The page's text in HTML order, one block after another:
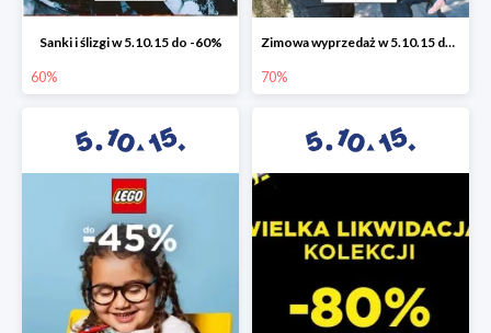
Sanki i ślizgi w 5.10.15 do -60%
60%
Zimowa wyprzedaż w 5.10.15 do -70%
70%